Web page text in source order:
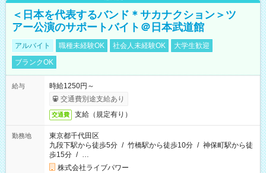
＜日本を代表するバンド＊サカナクション＞ツ
アー公演のサポートバイト＠日本武道館
アルバイト 職種未経験OK 社会人未経験OK
大学生歓迎
ブランクOK
給与
時給1250円～
交通費別途支給あり
交通費 支給（規定有り）
勤務地
東京都千代田区
九段下駅から徒歩5分 / 竹橋駅から徒歩10分 / 神保町駅から徒
歩15分 / …
株式会社ライブパワー